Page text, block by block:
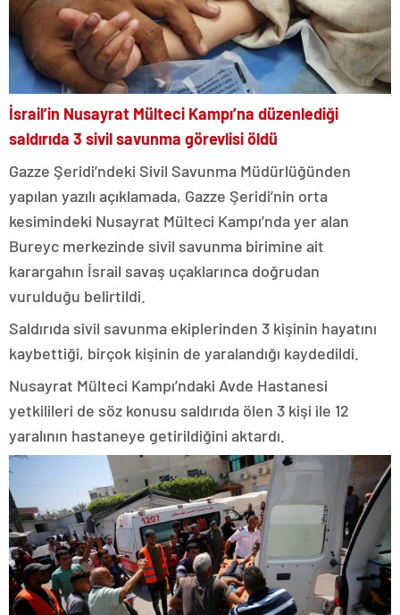
İsrail’in Nusayrat Mülteci Kampı’na düzenlediği
saldırıda 3 sivil savunma görevlisi öldü
Gazze Şeridi’ndeki Sivil Savunma Müdürlüğünden
yapılan yazılı açıklamada, Gazze Şeridi’nin orta
kesimindeki Nusayrat Mülteci Kampı’nda yer alan
Bureyc merkezinde sivil savunma birimine ait
karargahın İsrail savaş uçaklarınca doğrudan
vurulduğu belirtildi.
Saldırıda sivil savunma ekiplerinden 3 kişinin hayatını
kaybettiği, birçok kişinin de yaralandığı kaydedildi.
Nusayrat Mülteci Kampı’ndaki Avde Hastanesi
yetkilileri de söz konusu saldırıda ölen 3 kişi ile 12
yaralının hastaneye getirildiğini aktardı.